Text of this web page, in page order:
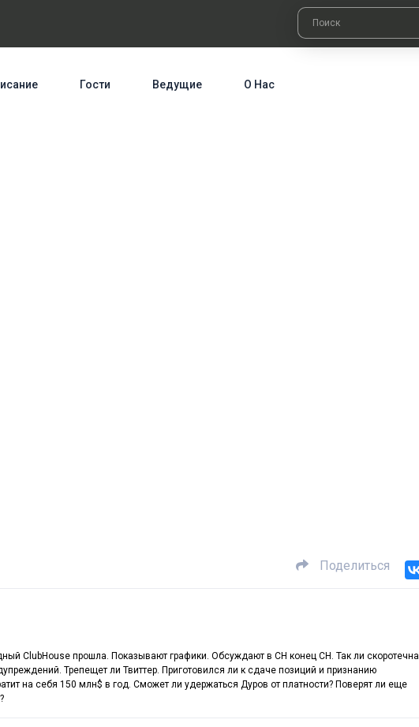
Гости Ведущие О Нас
Поделиться
ClubHouse прошла. Показывают графики. Обсуждают в CH конец CH. Так ли скоротечна
Трепещет ли Твиттер. Приготовился ли к сдаче позиций и признанию
на себя 150 млн$ в год. Сможет ли удержаться Дуров от платности? Поверят ли еще